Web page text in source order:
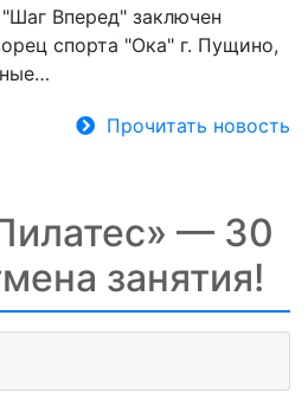
Вперед" заключен
спорта "Ока" г. Пущино,
Прочитать новость
— 30
занятия!